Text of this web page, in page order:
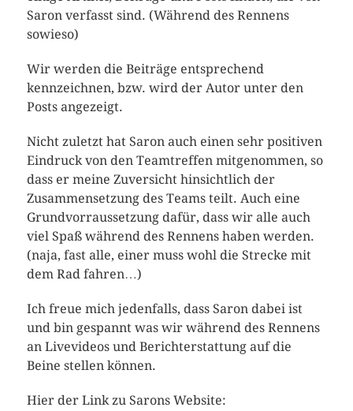
Saron verfasst sind. (Während des Rennens
sowieso)
Wir werden die Beiträge entsprechend
kennzeichnen, bzw. wird der Autor unter den
Posts angezeigt.
Nicht zuletzt hat Saron auch einen sehr positiven
Eindruck von den Teamtreffen mitgenommen, so
dass er meine Zuversicht hinsichtlich der
Zusammensetzung des Teams teilt. Auch eine
Grundvorraussetzung dafür, dass wir alle auch
viel Spaß während des Rennens haben werden.
(naja, fast alle, einer muss wohl die Strecke mit
dem Rad fahren…)
Ich freue mich jedenfalls, dass Saron dabei ist
und bin gespannt was wir während des Rennens
an Livevideos und Berichterstattung auf die
Beine stellen können.
Hier der Link zu Sarons Website: